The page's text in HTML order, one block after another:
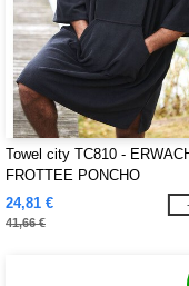
Towel city TC810 -
FROTTEE PONCHO
24,81 €
41,66 €